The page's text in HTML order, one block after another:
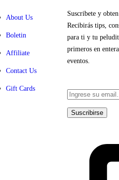
About Us
Boletin
Affiliate
Contact Us
Gift Cards
Suscribete y
Recibirás tips,
para ti y tu
primeros en
eventos.
Suscribirse